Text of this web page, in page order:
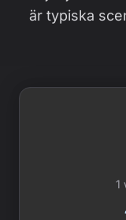
är typiska
1